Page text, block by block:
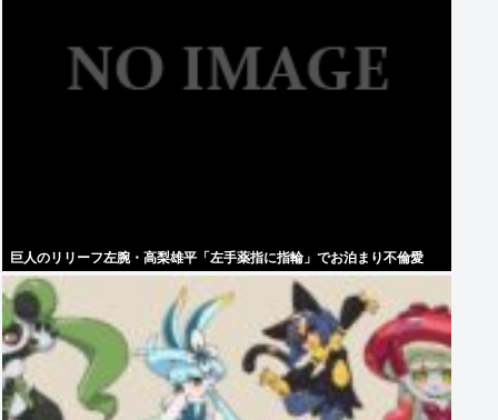
巨人のリリーフ左腕・高梨雄平「左手薬指に指輪」でお泊まり不倫愛